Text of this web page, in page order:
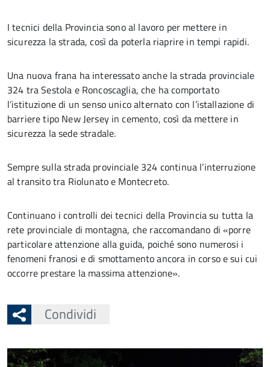
I tecnici della Provincia sono al lavoro per mettere in
sicurezza la strada, così da poterla riaprire in tempi rapidi.
Una nuova frana ha interessato anche la strada provinciale
324 tra Sestola e Roncoscaglia, che ha comportato
l’istituzione di un senso unico alternato con l’istallazione di
barriere tipo New Jersey in cemento, così da mettere in
sicurezza la sede stradale.
Sempre sulla strada provinciale 324 continua l’interruzione
al transito tra Riolunato e Montecreto.
Continuano i controlli dei tecnici della Provincia su tutta la
rete provinciale di montagna, che raccomandano di «porre
particolare attenzione alla guida, poiché sono numerosi i
fenomeni franosi e di smottamento ancora in corso e sui cui
occorre prestare la massima attenzione».
Condividi